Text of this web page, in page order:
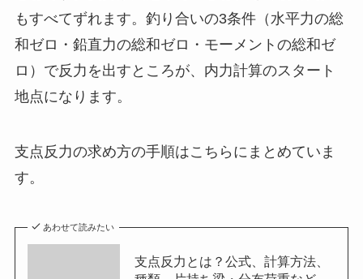
もすべてずれます。釣り合いの3条件（水平力の総
和ゼロ・鉛直力の総和ゼロ・モーメントの総和ゼ
ロ）で反力を出すところが、内力計算のスタート
地点になります。
支点反力の求め方の手順はこちらにまとめていま
す。
あわせて読みたい
支点反力とは？公式、計算方法、